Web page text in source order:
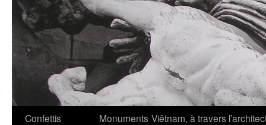
Confettis
Monuments Viêtnam, à travers